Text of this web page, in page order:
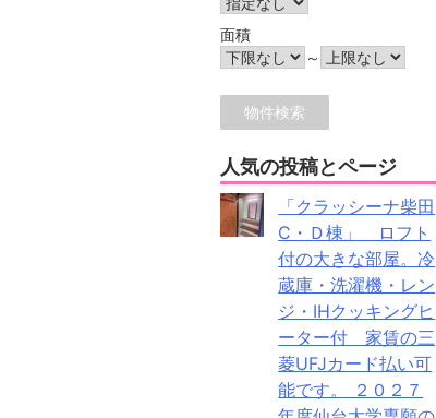
面積
～
人気の投稿とページ
「クラッシーナ柴田
C・Ｄ棟」 ロフト
付の大きな部屋。冷
蔵庫・洗濯機・レン
ジ・IHクッキングヒ
ーター付 家賃の三
菱UFJカード払い可
能です。 ２０２７